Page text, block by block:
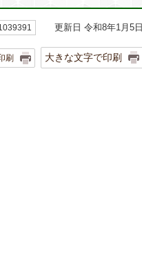
更新日 令和8年1月5日
刷 大きな文字で印刷